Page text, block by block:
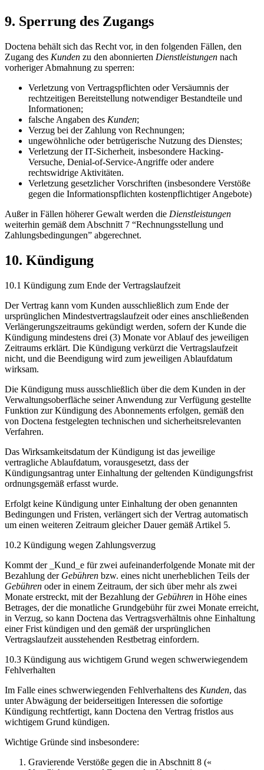
9. Sperrung des Zugangs
Doctena behält sich das Recht vor, in den folgenden Fällen, den
Zugang des Kunden zu den abonnierten Dienstleistungen nach
vorheriger Abmahnung zu sperren:
Verletzung von Vertragspflichten oder Versäumnis der
rechtzeitigen Bereitstellung notwendiger Bestandteile und
Informationen;
falsche Angaben des Kunden;
Verzug bei der Zahlung von Rechnungen;
ungewöhnliche oder betrügerische Nutzung des Dienstes;
Verletzung der IT-Sicherheit, insbesondere Hacking-
Versuche, Denial-of-Service-Angriffe oder andere
rechtswidrige Aktivitäten.
Verletzung gesetzlicher Vorschriften (insbesondere Verstöße
gegen die Informationspflichten kostenpflichtiger Angebote)
Außer in Fällen höherer Gewalt werden die Dienstleistungen
weiterhin gemäß dem Abschnitt 7 “Rechnungsstellung und
Zahlungsbedingungen” abgerechnet.
10. Kündigung
10.1 Kündigung zum Ende der Vertragslaufzeit
Der Vertrag kann vom Kunden ausschließlich zum Ende der
ursprünglichen Mindestvertragslaufzeit oder eines anschließenden
Verlängerungszeitraums gekündigt werden, sofern der Kunde die
Kündigung mindestens drei (3) Monate vor Ablauf des jeweiligen
Zeitraums erklärt. Die Kündigung verkürzt die Vertragslaufzeit
nicht, und die Beendigung wird zum jeweiligen Ablaufdatum
wirksam.
Die Kündigung muss ausschließlich über die dem Kunden in der
Verwaltungsoberfläche seiner Anwendung zur Verfügung gestellte
Funktion zur Kündigung des Abonnements erfolgen, gemäß den
von Doctena festgelegten technischen und sicherheitsrelevanten
Verfahren.
Das Wirksamkeitsdatum der Kündigung ist das jeweilige
vertragliche Ablaufdatum, vorausgesetzt, dass der
Kündigungsantrag unter Einhaltung der geltenden Kündigungsfrist
ordnungsgemäß erfasst wurde.
Erfolgt keine Kündigung unter Einhaltung der oben genannten
Bedingungen und Fristen, verlängert sich der Vertrag automatisch
um einen weiteren Zeitraum gleicher Dauer gemäß Artikel 5.
10.2 Kündigung wegen Zahlungsverzug
Kommt der _Kund_e für zwei aufeinanderfolgende Monate mit der
Bezahlung der Gebühren bzw. eines nicht unerheblichen Teils der
Gebühren oder in einem Zeitraum, der sich über mehr als zwei
Monate erstreckt, mit der Bezahlung der Gebühren in Höhe eines
Betrages, der die monatliche Grundgebühr für zwei Monate erreicht,
in Verzug, so kann Doctena das Vertragsverhältnis ohne Einhaltung
einer Frist kündigen und den gemäß der ursprünglichen
Vertragslaufzeit ausstehenden Restbetrag einfordern.
10.3 Kündigung aus wichtigem Grund wegen schwerwiegendem
Fehlverhalten
Im Falle eines schwerwiegenden Fehlverhaltens des Kunden, das
unter Abwägung der beiderseitigen Interessen die sofortige
Kündigung rechtfertigt, kann Doctena den Vertrag fristlos aus
wichtigem Grund kündigen.
Wichtige Gründe sind insbesondere:
Gravierende Verstöße gegen die in Abschnitt 8 («